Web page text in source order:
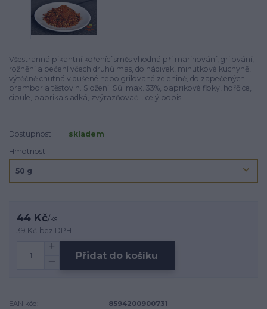
Všestranná pikantní kořenící směs vhodná při marinování, grilování,
rožnění a pečení včech druhů mas, do nádivek, minutkové kuchyně,
výtěčně chutná v dušené nebo grilované zelenině, do zapečených
brambor a těstovin. Složení: Sůl max. 33%, paprikové floky, hořčice,
cibule, paprika sladká, zvýrazňovač... celý popis
Dostupnost
skladem
Hmotnost
44 Kč/ks
39 Kč bez DPH
Přidat do košíku
EAN kód: 8594200900731